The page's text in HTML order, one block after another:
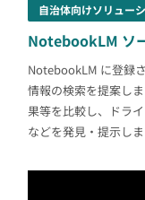
自治体向けソリュー
NotebookLM ソ
NotebookLM に登録
情報の検索を提案し
果等を比較し、ドラ
などを発見・提示しま